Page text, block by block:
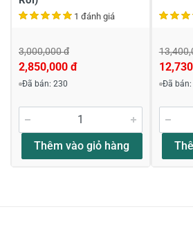
1 đánh giá
3,000,000 đ
2,850,000 đ
Đã bán: 230
Thêm vào giỏ hàng
Đã bán: